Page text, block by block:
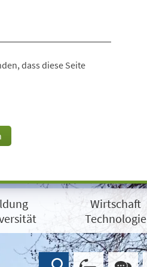
dass diese Seite
Wirtschaft
Technologie